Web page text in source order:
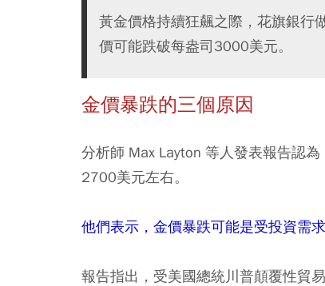
黃金價格持續狂飆之際，花旗銀行
價可能跌破每盎司3000美元。
金價暴跌的三個原因
分析師 Max Layton 等人發表報告認
2700美元左右。
他們表示，金價暴跌可能是受投資需
報告指出，受美國總統川普顛覆性貿